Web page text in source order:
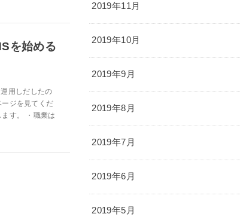
を始める
用しだしたの
ジを見てくだ
す。 ・職業は
2019年11月
2019年10月
2019年9月
2019年8月
2019年7月
2019年6月
2019年5月